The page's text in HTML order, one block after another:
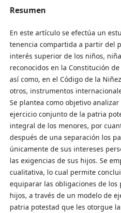
Resumen
En este artículo se efectúa un
tenencia compartida a partir del
interés superior de los niños,
reconocidos en la Constitución
así como, en el Código de la
otros, instrumentos
Se plantea como objetivo
ejercicio conjunto de la patria
integral de los menores, por
después de una separación los
únicamente de sus intereses
las exigencias de sus hijos. Se
cualitativa, lo cual permite
equiparar las obligaciones de los
hijos, a través de un modelo de
patria potestad que les otorgue